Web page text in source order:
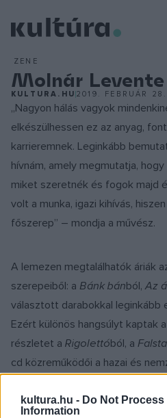
kultura.hu - Do Not Process
Information
ZENE
Molnár
KULTURA.HU 2019. FEBRUÁR 28.
„Nagyon hálás vagyok
elkészülhessen ez az anyag,
karrieremnek. Leginkább
hívnám, amely megmutatja,
miket szeretnék és fogok majd
volt a munka, igazi kihívás,
főszerep” – mondja a művész.
A lemezen megtalálhatók áriák
szerepeiből: a Bánk bánból,Az
választott darabokkal leginkább
Ezért különös hangsúlyt kaptak
részletet a Rigolettóból, a
cd közreműködői a hazai és
ismert olasz származású